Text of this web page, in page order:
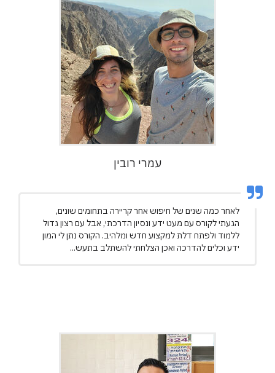
עמרי רובין
לאחר כמה שנים של חיפוש אחר קריירה בתחומים שונים,
הגעתי לקורס עם מעט ידע ונסיון הדרכתי, אבל עם רצון גדול
ללמוד ולפתח דלת למקצוע חדש ומלהיב. הקורס נתן לי המון
ידע וכלים להדרכה ואכן הצלחתי להשתלב בתעש...